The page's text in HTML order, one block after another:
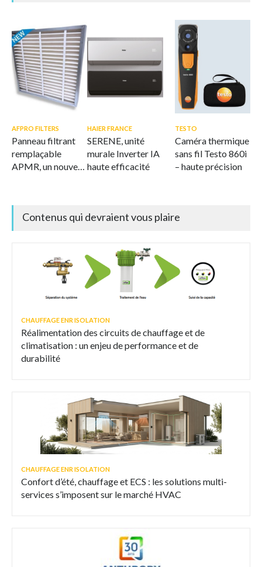
AFPRO FILTERS
Panneau filtrant
remplaçable
APMR, un nouveau
filtration durable
de l'air
HAIER FRANCE
SERENE, unité
murale Inverter IA
haute efficacité
TESTO
Caméra thermique
sans fil Testo 860i
– haute précision
Contenus qui devraient vous plaire
CHAUFFAGE ENR ISOLATION
Réalimentation des circuits de chauffage et de
climatisation : un enjeu de performance et de
durabilité
CHAUFFAGE ENR ISOLATION
Confort d’été, chauffage et ECS : les solutions multi-
services s’imposent sur le marché HVAC